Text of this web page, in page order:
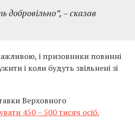
– сказав
і призовники повинні
і коли будуть звільнені зі
Верховного
450 – 500 тисяч осіб.